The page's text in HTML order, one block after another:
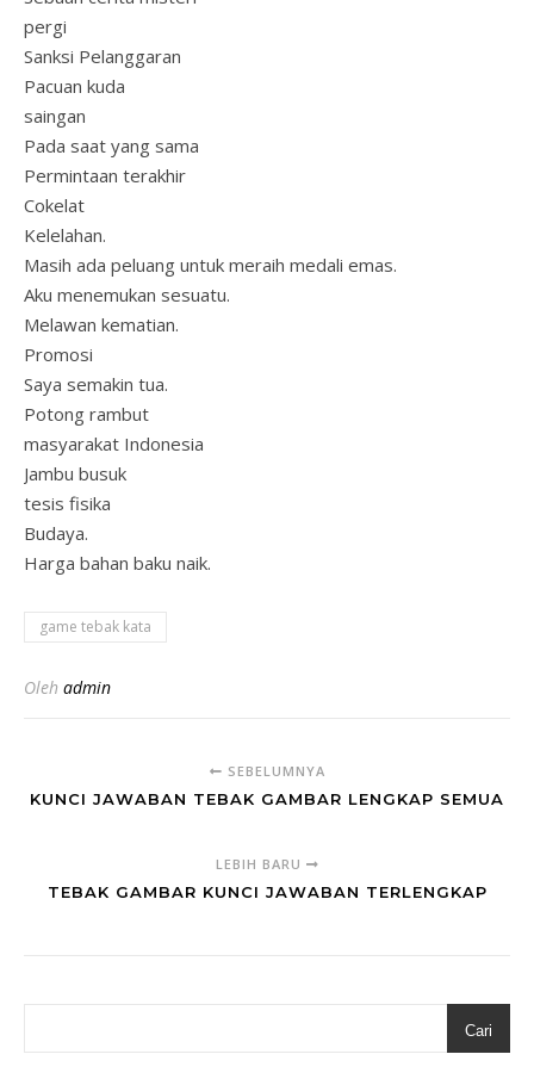
pergi
Sanksi Pelanggaran
Pacuan kuda
saingan
Pada saat yang sama
Permintaan terakhir
Cokelat
Kelelahan.
Masih ada peluang untuk meraih medali emas.
Aku menemukan sesuatu.
Melawan kematian.
Promosi
Saya semakin tua.
Potong rambut
masyarakat Indonesia
Jambu busuk
tesis fisika
Budaya.
Harga bahan baku naik.
game tebak kata
Oleh admin
SEBELUMNYA
KUNCI JAWABAN TEBAK GAMBAR LENGKAP SEMUA
LEBIH BARU
TEBAK GAMBAR KUNCI JAWABAN TERLENGKAP
Cari